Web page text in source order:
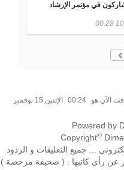
في مؤتمر الإرشاد
10-
00:24
الإثنين 15 نوفمبر
Powered by
Copyright©
... جميع التعليقات و الردود
عن رأي كاتبها . ( صحيفة مرخصة )